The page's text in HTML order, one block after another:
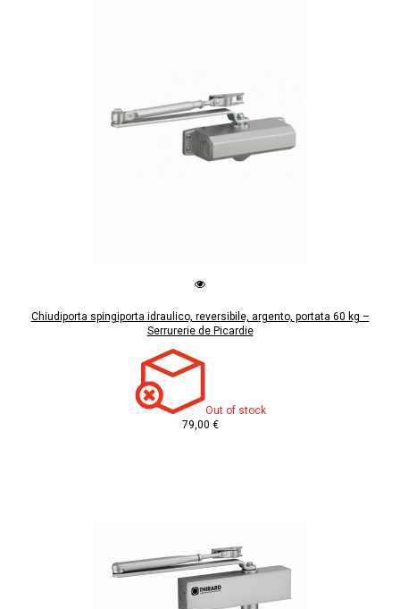
Chiudiporta spingiporta idraulico, reversibile, argento, portata 60 kg –
Serrurerie de Picardie
Out of stock
79,00 €